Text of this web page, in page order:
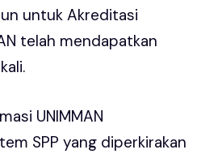
untuk Akreditasi
telah mendapatkan
UNIMMAN
SPP yang diperkirakan